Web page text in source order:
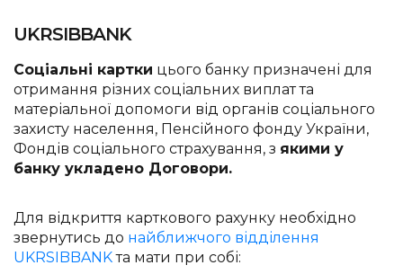
UKRSIBBANK
Соціальні картки цього банку призначені для
отримання різних соціальних виплат та
матеріальної допомоги від органів соціального
захисту населення, Пенсійного фонду України,
Фондів соціального страхування, з якими у
банку укладено Договори.
Для відкриття карткового рахунку необхідно
звернутись до найближчого відділення
UKRSIBBANKта мати при собі: